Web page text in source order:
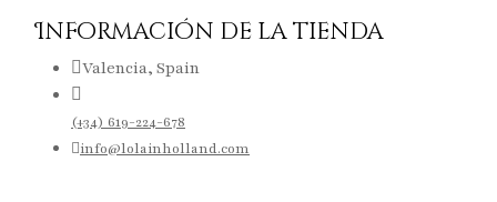
Información de la tienda
Valencia, Spain
(+34) 619-224-678
info@lolainholland.com